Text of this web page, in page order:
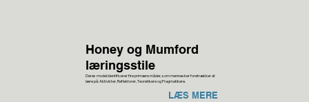
Honey og Mumford
læringsstile
Deres model identificerer fire primære måder, som mennesker foretrækker at
lære på: Aktivister, Reflektorer, Teoretikere og Pragmatikere.
LÆS MERE